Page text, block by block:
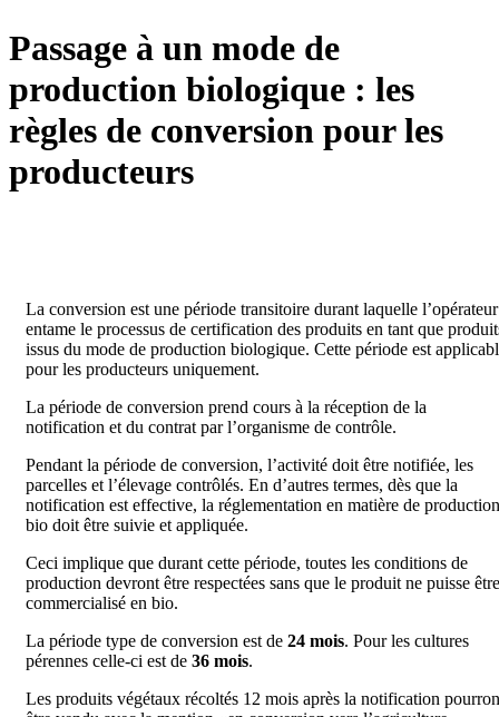
Passage à un mode de
production biologique : les
règles de conversion pour les
producteurs
La conversion est une période transitoire durant laquelle l’opérateur
entame le processus de certification des produits en tant que
issus du mode de production biologique. Cette période est
pour les producteurs uniquement.
La période de conversion prend cours à la réception de la
notification et du contrat par l’organisme de contrôle.
Pendant la période de conversion, l’activité doit être notifiée, les
parcelles et l’élevage contrôlés. En d’autres termes, dès que la
notification est effective, la réglementation en matière de production
bio doit être suivie et appliquée.
Ceci implique que durant cette période, toutes les conditions de
production devront être respectées sans que le produit ne puisse être
commercialisé en bio.
La période type de conversion est de 24 mois. Pour les cultures
pérennes celle-ci est de 36 mois.
Les produits végétaux récoltés 12 mois après la notification